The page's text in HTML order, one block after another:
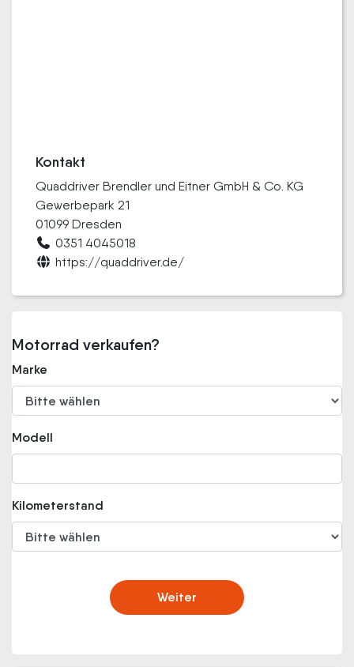
Kontakt
Quaddriver Brendler und Eitner GmbH & Co. KG
Gewerbepark 21
01099 Dresden
0351 4045018
https://quaddriver.de/
Motorrad verkaufen?
Marke
Modell
Kilometerstand
Weiter